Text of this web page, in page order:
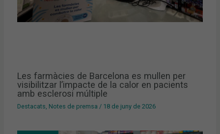
Les farmàcies de Barcelona es mullen per
visibilitzar l’impacte de la calor en pacients
amb esclerosi múltiple
Destacats Notes de premsa / 18 de juny de 2026